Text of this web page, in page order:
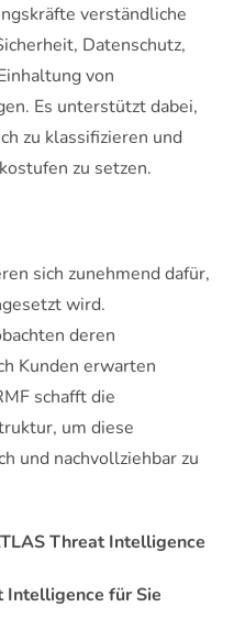
verständliche
Datenschutz,
von
Es unterstützt dabei,
zu klassifizieren und
zu setzen.
sich zunehmend dafür,
wird.
deren
Kunden erwarten
schafft die
um diese
und nachvollziehbar zu
Threat Intelligence
Intelligence für Sie